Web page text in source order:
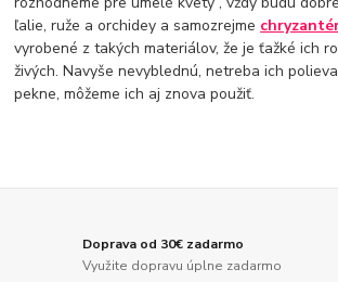
ľalie, ruže a orchidey a samozrejme
vyrobené z takých materiálov, že je ťažké ich
živých. Navyše nevyblednú, netreba ich
pekne, môžeme ich aj znova použiť.
Doprava od 30€ zadarmo
Využite dopravu úplne zadarmo